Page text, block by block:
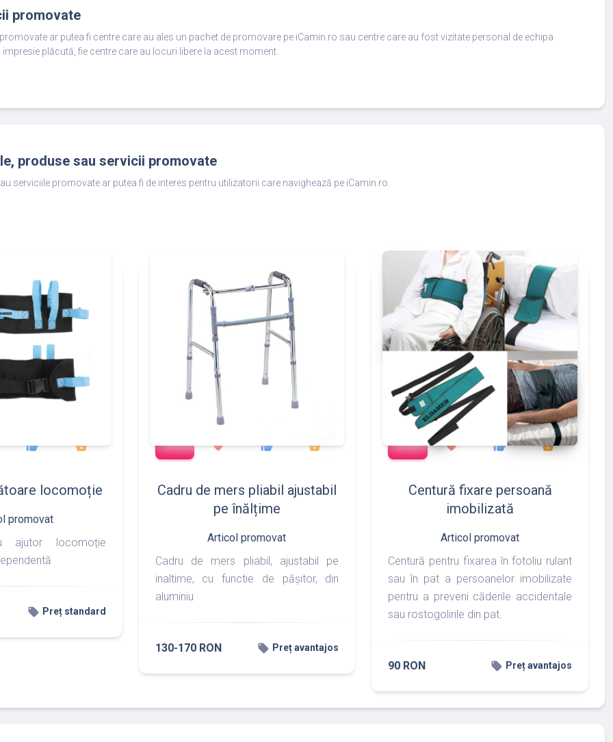
promovate
ar putea fi centre care au ales un pachet de promovare pe iCamin.ro sau centre care au fost vizitate personal de echipa
plăcută, fie centre care au locuri libere la acest moment.
produse sau servicii promovate
serviciile promovate ar putea fi de interes pentru utilizatorii care navighează pe iCamin.ro.
thumb_up shopping_basket
locomoție
promovat
ajutor locomoție
local_offer Preț standard
favorite thumb_up shopping_basket
Cadru de mers pliabil ajustabil
pe înălțime
Articol promovat
Cadru de mers pliabil, ajustabil pe
inaltime, cu functie de pășitor, din
aluminiu
130-170 RON local_offer Preț avantajos
add_shopping_cart 127
favorite thumb_up
175
shopping_basket
Centură fixare persoană
imobilizată
Articol promovat
Centură pentru fixarea în fotoliu rulant
sau în pat a persoanelor imobilizate
pentru a preveni căderile accidentale
sau rostogolirile din pat.
90 RON local_offer Preț avantajos